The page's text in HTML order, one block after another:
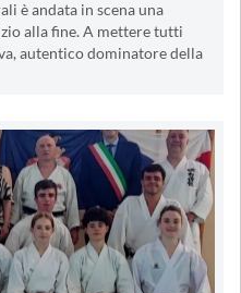
è andata in scena una
alla fine. A mettere tutti
autentico dominatore della